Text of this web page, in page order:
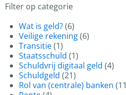
Filter op categorie
Wat is geld?(6)
Veilige rekening(6)
Transitie(1)
Staatsschuld (1)
Schuldvrij digitaal geld (4)
Schuldgeld (21)
Rol van (centrale) banken